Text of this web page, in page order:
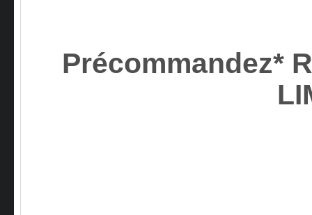
Précommandez*